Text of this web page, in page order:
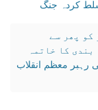
کردہ جنگ
کو پھر سے
کا خاتمہ
رہبر معظم انقلاب